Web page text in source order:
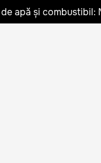
apă și